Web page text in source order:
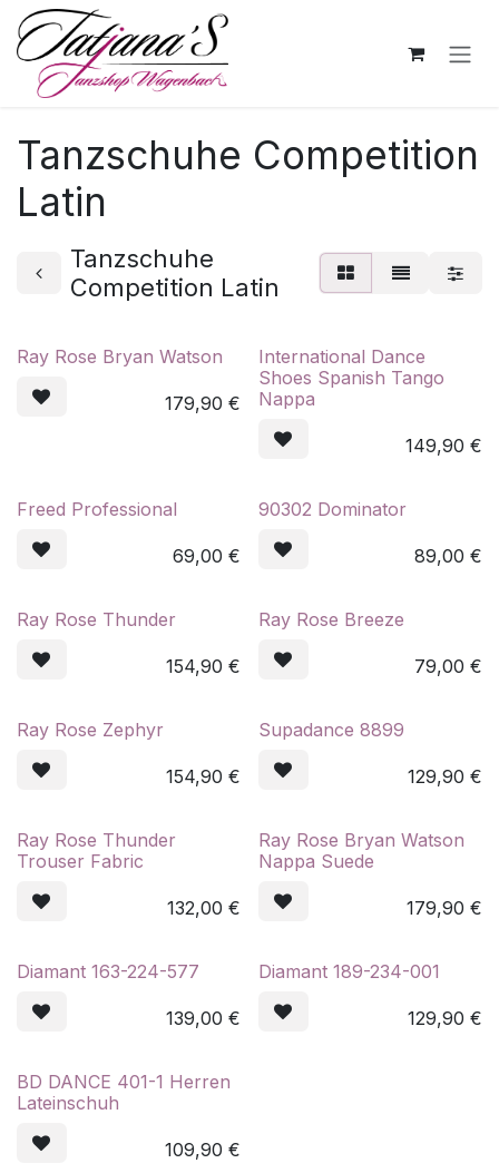
Zum Inhalt springen
Tanzschuhe Competition
Latin
Tanzschuhe
Competition Latin
Ray Rose Bryan Watson
179,90 €
International Dance
Shoes Spanish Tango
Nappa
149,90 €
Freed Professional
69,00 €
90302 Dominator
89,00 €
Ray Rose Thunder
154,90 €
Ray Rose Breeze
79,00 €
Ray Rose Zephyr
154,90 €
Supadance 8899
129,90 €
Ray Rose Thunder
Trouser Fabric
132,00 €
Ray Rose Bryan Watson
Nappa Suede
179,90 €
Diamant 163-224-577
139,00 €
Diamant 189-234-001
129,90 €
BD DANCE 401-1 Herren
Lateinschuh
109,90 €